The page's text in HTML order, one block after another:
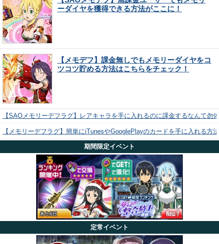
ーダイヤを獲得できる方法がここに！
【メモデフ】課金無しでもメモリーダイヤをコ
ツコツ貯める方法はこちらをチェック！
【SAOメモリーデフラグ】レアキャラを手に入れるのに課金するなんて勿
【メモリーデフラグ】簡単にiTunesやGooglePlayのカードを手に入れる方
期間限定イベント
定常イベント